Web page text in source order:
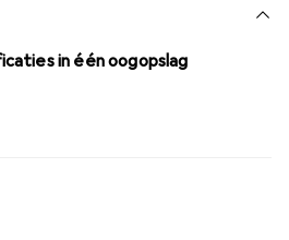
in één oogopslag